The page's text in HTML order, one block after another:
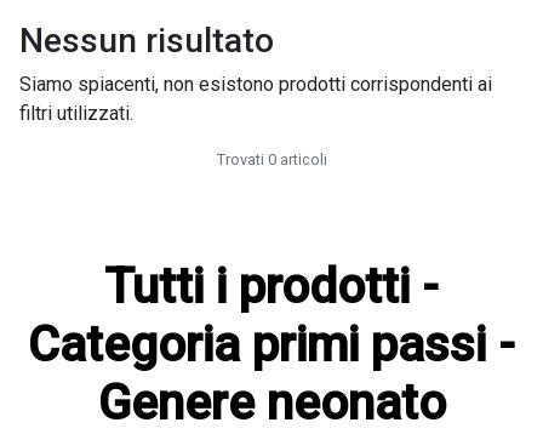
Nessun risultato
Siamo spiacenti, non esistono prodotti corrispondenti ai
filtri utilizzati.
Trovati 0 articoli
Tutti i prodotti -
Categoria primi passi -
Genere neonato